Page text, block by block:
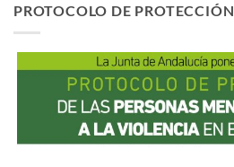
PROTOCOLO DE PROTECCIÓN